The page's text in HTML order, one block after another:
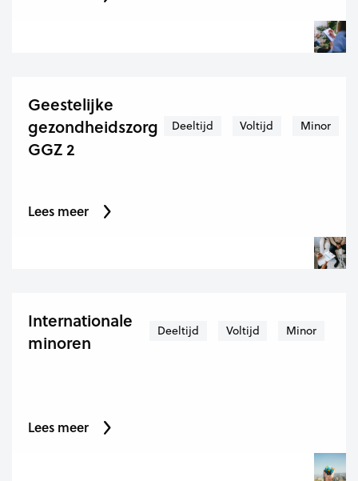
Geestelijke
gezondheidszorg
GGZ 2
Deeltijd Voltijd Minor
Lees meer
Internationale
minoren
Deeltijd Voltijd Minor
Lees meer